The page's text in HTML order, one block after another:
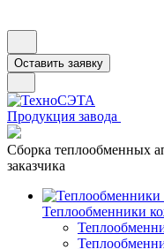
Оставить заявку
Продукция завода
Сборка теплообменных
заказчика
Теплообменники